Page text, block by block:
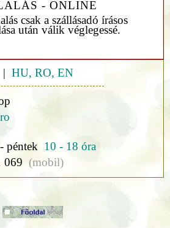
- ONLINE
csak a szállásadó írásos
után válik véglegessé.
HU, RO, EN
péntek 10 - 18 óra
069 (mobil)